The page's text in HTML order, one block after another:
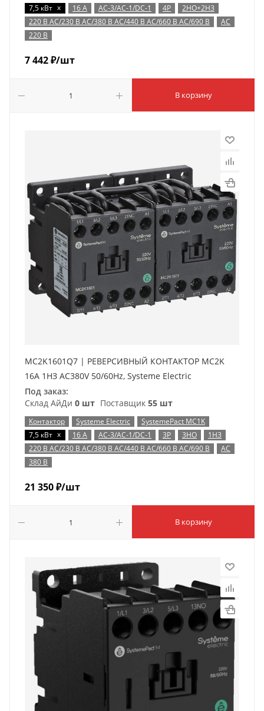
7,5 кВт x 16 А AC-3/AC-1/DC-1 4P
2НО+2НЗ
220 В AC/230 В AC/380 В AC/440 В AC/660 В AC/690 В
AC
220 В
7 442₽/шт
В корзину
MC2K1601Q7 | РЕВЕРСИВНЫЙ КОНТАКТОР MC2K
16A 1НЗ AC380V 50/60Hz, Systeme Electric
Под заказ:
Склад АйДи 0 шт Поставщик 55 шт
Контактор Systeme Electric
SystemePact MC1K
7,5 кВт x 16 А AC-3/AC-1/DC-1 3P 3НО
1НЗ
220 В AC/230 В AC/380 В AC/440 В AC/660 В AC/690 В
AC
380 В
21 350₽/шт
В корзину